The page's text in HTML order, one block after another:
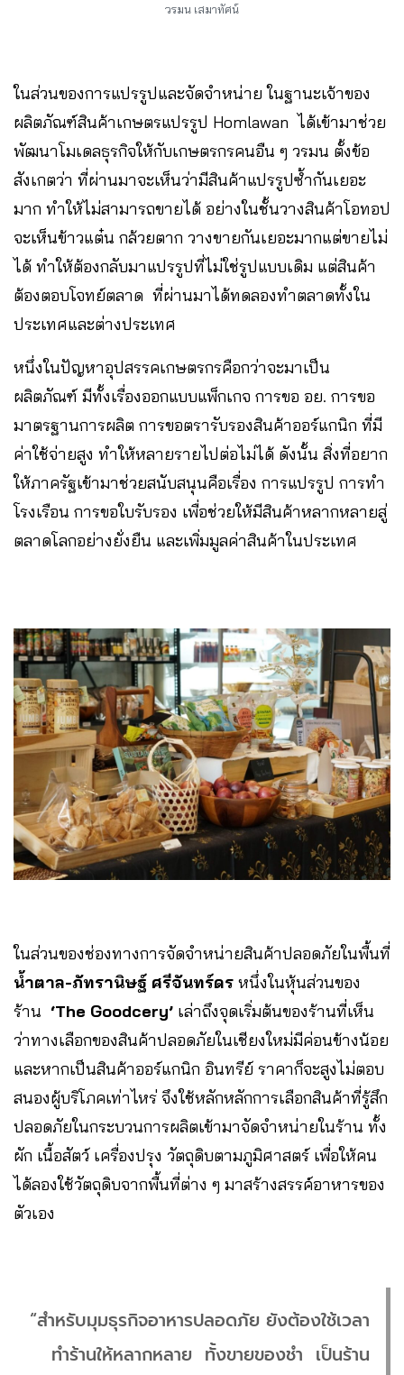
วรมน เสมาทัศน์
ในส่วนของการแปรรูปและจัดจำหน่าย ในฐานะเจ้าของ
ผลิตภัณฑ์สินค้าเกษตรแปรรูป Homlawan ได้เข้ามาช่วย
พัฒนาโมเดลธุรกิจให้กับเกษตรกรคนอืน ๆ วรมน ตั้งข้อ
สังเกตว่า ที่ผ่านมาจะเห็นว่ามีสินค้าแปรรูปซ้ำกันเยอะ
มาก ทำให้ไม่สามารถขายได้ อย่างในชั้นวางสินค้าโอทอป
จะเห็นข้าวแต๋น กล้วยตาก วางขายกันเยอะมากแต่ขายไม่
ได้ ทำให้ต้องกลับมาแปรรูปที่ไม่ใช่รูปแบบเดิม แต่สินค้า
ต้องตอบโจทย์ตลาด ที่ผ่านมาได้ทดลองทำตลาดทั้งใน
ประเทศและต่างประเทศ
หนึ่งในปัญหาอุปสรรคเกษตรกรคือกว่าจะมาเป็น
ผลิตภัณฑ์ มีทั้งเรื่องออกแบบแพ็กเกจ การขอ อย. การขอ
มาตรฐานการผลิต การขอตรารับรองสินค้าออร์แกนิก ที่มี
ค่าใช้จ่ายสูง ทำให้หลายรายไปต่อไม่ได้ ดังนั้น สิ่งที่อยาก
ให้ภาครัฐเข้ามาช่วยสนับสนุนคือเรื่อง การแปรรูป การทำ
โรงเรือน การขอใบรับรอง เพื่อช่วยให้มีสินค้าหลากหลายสู่
ตลาดโลกอย่างยั่งยืน และเพิ่มมูลค่าสินค้าในประเทศ
ในส่วนของช่องทางการจัดจำหน่ายสินค้าปลอดภัยในพื้นที่
น้ำตาล-ภัทรานิษฐ์ ศรีจันทร์ดร หนึ่งในหุ้นส่วนของ
ร้าน ‘The Goodcery’ เล่าถึงจุดเริ่มต้นของร้านที่เห็น
ว่าทางเลือกของสินค้าปลอดภัยในเชียงใหม่มีค่อนข้างน้อย
และหากเป็นสินค้าออร์แกนิก อินทรีย์ ราคาก็จะสูงไม่ตอบ
สนองผู้บริโภคเท่าไหร่ จึงใช้หลักหลักการเลือกสินค้าที่รู้สึก
ปลอดภัยในกระบวนการผลิตเข้ามาจัดจำหน่ายในร้าน ทั้ง
ผัก เนื้อสัตว์ เครื่องปรุง วัตถุดิบตามภูมิศาสตร์ เพื่อให้คน
ได้ลองใช้วัตถุดิบจากพื้นที่ต่าง ๆ มาสร้างสรรค์อาหารของ
ตัวเอง
“สำหรับมุมธุรกิจอาหารปลอดภัย ยังต้องใช้เวลา
ทำร้านให้หลากหลาย ทั้งขายของชำ เป็นร้าน